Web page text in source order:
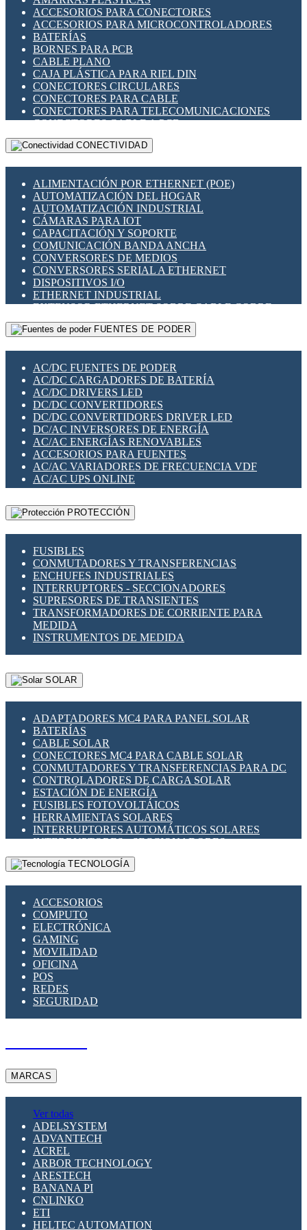
INDICADORES PARA PANEL
INTERFACES DE RELÉ
INTERRUPTORES FIN DE CARRERA
LLAVES CONMUTADORAS
MEDIDORES DE ENERGÍA Y TC'S DE CORRIENTE
MOTORES PASO A PASO
PANTALLAS HMI
PLC -CONTROLADORES LÓGICO PROGRAMABLES
PROGRAMADORES DE HORARIO
RELÉS DE PROTECCIÓN
SENSORES CAPACITIVOS
SENSORES INDUCTIVOS
TEMPORIZADORES
VARIACS
VARIADORES DE FRECUENCIA [VDF]
SECCIONADORES - INTERRUPTORES
MAQUINARIA
ACCESORIOS PARA CONECTORES
ACCESORIOS PARA MICROCONTROLADORES
BATERÍAS
BORNES PARA PCB
CABLE PLANO
CAJA PLÁSTICA PARA RIEL DIN
CONECTORES CIRCULARES
CONECTORES PARA CABLE
CONECTORES PARA TELECOMUNICACIONES
CONECTORES CABLE A PCB
CONECTORES PCB A CABLE
DIP SWITCHES
HERRAMIENTAS VARIAS
ILUMINACIÓN LED
INTERRUPTORES REED
INTERFACES DE RELÉ
OTROS RELÉS
PROTECCIÓN TÉRMICA
RELÉS AUTOMOTRICES
RELÉS DE SEÑAL
RELÉS DE ESTADO SÓLIDO SSR
RELÉS INDUSTRIALES
RELÉS MINIATURA DE POTENCIA
SENSORES MAGNÉTICOS
SWITCH Y MICROSWITCH
TARJETAS PI
UNIÓN Y DERIVACIÓN DE CABLE
CONECTIVIDAD
ALIMENTACIÓN POR ETHERNET (POE)
AUTOMATIZACIÓN DEL HOGAR
AUTOMATIZACIÓN INDUSTRIAL
CÁMARAS PARA IOT
CAPACITACIÓN Y SOPORTE
COMUNICACIÓN BANDA ANCHA
CONVERSORES DE MEDIOS
CONVERSORES SERIAL A ETHERNET
DISPOSITIVOS I/O
ETHERNET INDUSTRIAL
EXTENSOR ETHERNET SOBRE CABLE COBRE
GATEWAY LORAWAN
GESTIÓN DE REDES
PLACAS MODULARES IOT
SWITCHES Y REDES WIFI
SOLUCIONES IOT
SOLUCIONES LORAWAN
SOLUCIONES RED CELULAR
SEGURIDAD PARA REDES
SWITCHES LAN
TELEFONÍA IP (VOIP)
VIGILANCIA IP (CCTV)
MESHTASTIC
FUENTES DE PODER
AC/DC FUENTES DE PODER
AC/DC CARGADORES DE BATERÍA
AC/DC DRIVERS LED
DC/DC CONVERTIDORES
DC/DC CONVERTIDORES DRIVER LED
DC/AC INVERSORES DE ENERGÍA
AC/AC ENERGÍAS RENOVABLES
ACCESORIOS PARA FUENTES
AC/AC VARIADORES DE FRECUENCIA VDF
AC/AC UPS ONLINE
PROTECCIÓN
FUSIBLES
CONMUTADORES Y TRANSFERENCIAS
ENCHUFES INDUSTRIALES
INTERRUPTORES - SECCIONADORES
SUPRESORES DE TRANSIENTES
TRANSFORMADORES DE CORRIENTE PARA
MEDIDA
INSTRUMENTOS DE MEDIDA
SOLAR
ADAPTADORES MC4 PARA PANEL SOLAR
BATERÍAS
CABLE SOLAR
CONECTORES MC4 PARA CABLE SOLAR
CONMUTADORES Y TRANSFERENCIAS PARA DC
CONTROLADORES DE CARGA SOLAR
ESTACIÓN DE ENERGÍA
FUSIBLES FOTOVOLTÁICOS
HERRAMIENTAS SOLARES
INTERRUPTORES AUTOMÁTICOS SOLARES
INTERRUPTORES - SECCIONADORES
FOTOVOLTÁICOS
MONTAJE PANEL SOLAR
SUPRESOR DE TRANSIENTES SPDS PARA
APLICACIONES FOTOVOLTAICAS
TECNOLOGÍA
ACCESORIOS
COMPUTO
ELECTRÓNICA
GAMING
MOVILIDAD
OFICINA
POS
REDES
SEGURIDAD
MARCAS
Ver todas
ADELSYSTEM
ADVANTECH
ACREL
ARBOR TECHNOLOGY
ARESTECH
BANANA PI
CNLINKO
ETI
HELTEC AUTOMATION